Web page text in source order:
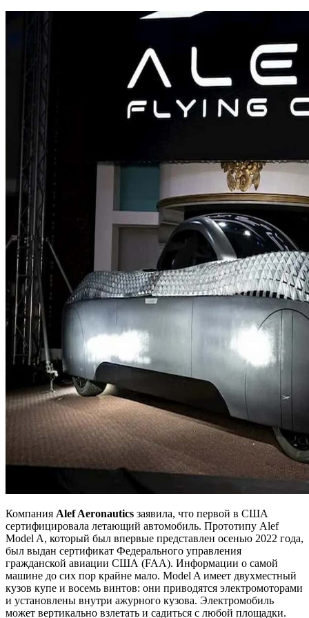
Компания Alef Aeronautics заявила, что первой в США
сертифицировала летающий автомобиль. Прототипу Alef
Model A, который был впервые представлен осенью 2022 года,
был выдан сертификат Федерального управления
гражданской авиации США (FAA). Информации о самой
машине до сих пор крайне мало. Model A имеет двухместный
кузов купе и восемь винтов: они приводятся электромоторами
и установлены внутри ажурного кузова. Электромобиль
может вертикально взлетать и садиться с любой площадки.